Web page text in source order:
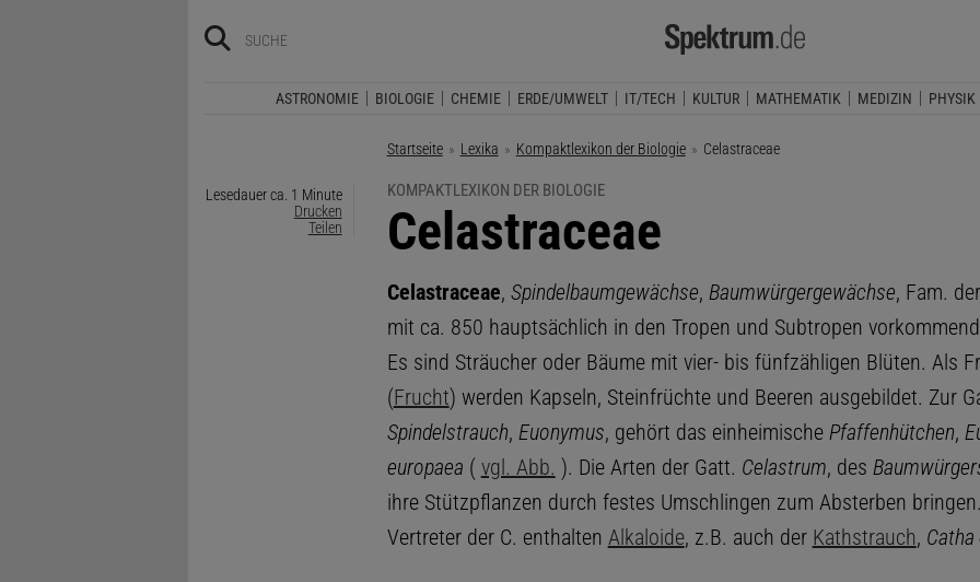
ASTRONOMIE BIOLOGIE CHEMIE ERDE/UMWELT IT/TECH KULTUR MATHEMATIK MEDIZIN PHYSIK
Startseite Lexika Kompaktlexikon der Biologie Aktuelle Seite:
Celastraceae
Lesedauer ca. 1 Minute
Drucken
Teilen
KOMPAKTLEXIKON DER BIOLOGIE
:
Celastraceae
Celastraceae, Spindelbaumgewächse, Baumwürgergewächse, Fam.
mit ca. 850 hauptsächlich in den Tropen und Subtropen
Es sind Sträucher oder Bäume mit vier- bis fünfzähligen Blüten. Als
(Frucht) werden Kapseln, Steinfrüchte und Beeren ausgebildet. Zur
Spindelstrauch, Euonymus, gehört das einheimische Pfaffenhütchen,
europaea ( vgl. Abb. ). Die Arten der Gatt. Celastrum, des
ihre Stützpflanzen durch festes Umschlingen zum Absterben
Vertreter der C. enthalten Alkaloide, z.B. auch der Kathstrauch,